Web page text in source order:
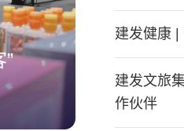
建发健康 |
建发文旅
作伙伴